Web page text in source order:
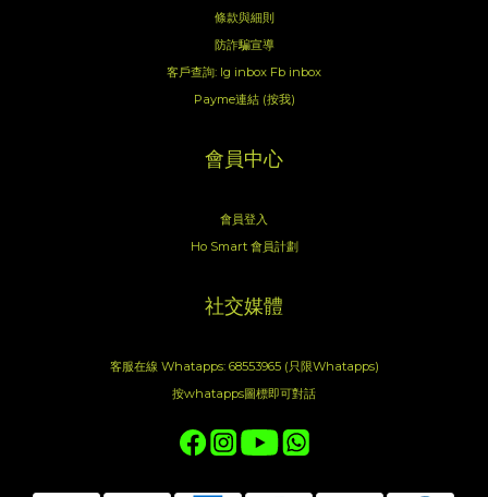
條款與細則
防詐騙宣導
客戶查詢: Ig inbox Fb inbox
Payme連結 (按我)
會員中心
會員登入
Ho Smart 會員計劃
社交媒體
客服在線 Whatapps: 68553965 (只限Whatapps)
按whatapps圖標即可對話